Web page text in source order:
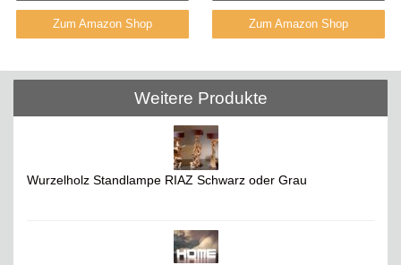
Zum Amazon Shop Zum Amazon Shop
Weitere Produkte
Wurzelholz Standlampe RIAZ Schwarz oder Grau